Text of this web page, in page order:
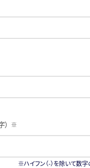
※
※ハイフン（-）を除いて数